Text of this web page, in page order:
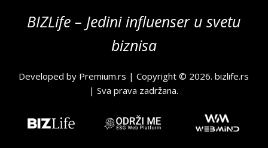
BIZLife – Jedini influenser u svetu
biznisa
Developed by Premium.rs | Copyright © 2026.bizlife.rs
| Sva prava zadržana.